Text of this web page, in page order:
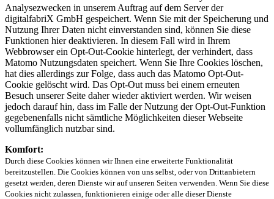
Analysezwecken in unserem Auftrag auf dem Server der
digitalfabriX GmbH gespeichert. Wenn Sie mit der Speicherung und
Nutzung Ihrer Daten nicht einverstanden sind, können Sie diese
Funktionen hier deaktivieren. In diesem Fall wird in Ihrem
Webbrowser ein Opt-Out-Cookie hinterlegt, der verhindert, dass
Matomo Nutzungsdaten speichert. Wenn Sie Ihre Cookies löschen,
hat dies allerdings zur Folge, dass auch das Matomo Opt-Out-
Cookie gelöscht wird. Das Opt-Out muss bei einem erneuten
Besuch unserer Seite daher wieder aktiviert werden. Wir weisen
jedoch darauf hin, dass im Falle der Nutzung der Opt-Out-Funktion
gegebenenfalls nicht sämtliche Möglichkeiten dieser Webseite
vollumfänglich nutzbar sind.
Komfort:
Durch diese Cookies können wir Ihnen eine erweiterte Funktionalität
bereitzustellen. Die Cookies können von uns selbst, oder von Drittanbietern
gesetzt werden, deren Dienste wir auf unseren Seiten verwenden. Wenn Sie diese
Cookies nicht zulassen, funktionieren einige oder alle dieser Dienste